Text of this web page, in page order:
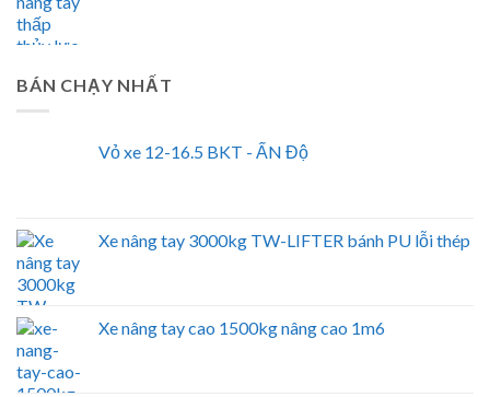
BÁN CHẠY NHẤT
Vỏ xe 12-16.5 BKT - ẤN Độ
Xe nâng tay 3000kg TW-LIFTER bánh PU lỗi thép
Xe nâng tay cao 1500kg nâng cao 1m6